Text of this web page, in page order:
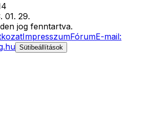
01. 29.
jog fenntartva.
ImpresszumFórumE-mail:
Sütibeállítások